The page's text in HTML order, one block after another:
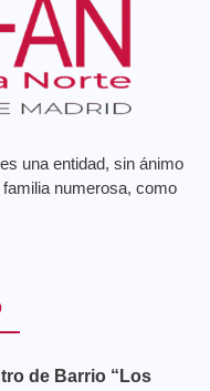
una entidad, sin ánimo
numerosa, como
de Barrio “Los